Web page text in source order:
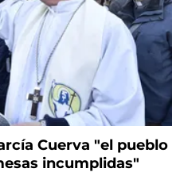
Cuerva "el pueblo
incumplidas"